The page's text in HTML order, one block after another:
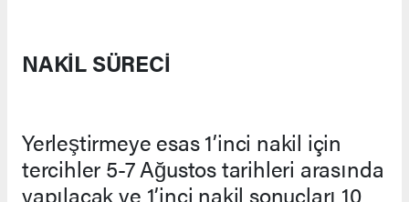
NAKİL SÜRECİ
Yerleştirmeye esas 1’inci nakil için
tercihler 5-7 Ağustos tarihleri arasında
yapılacak ve 1’inci nakil sonuçları 10